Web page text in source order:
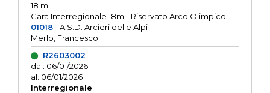
18 m
Gara Interregionale 18m - Riservato Arco Olimpico
01018- A.S.D. Arcieri delle Alpi
Merlo, Francesco
R2603002
dal: 06/01/2026
al: 06/01/2026
Interregionale